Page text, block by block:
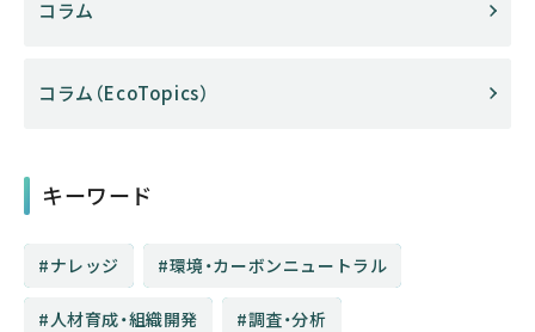
コラム
コラム（EcoTopics）
キーワード
ナレッジ 環境・カーボンニュートラル
人材育成・組織開発 調査・分析